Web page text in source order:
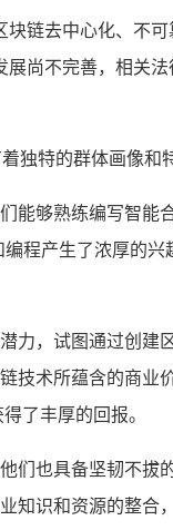
链去中心化、不可
尚不完善，相关
独特的群体画像和
能够熟练编写智能
程产生了浓厚的
力，试图通过创建
技术所蕴含的商业
了丰厚的回报。
们也具备坚韧不拔
知识和资源的整合